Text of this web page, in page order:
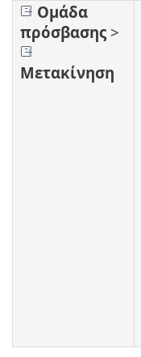
Ομάδα
πρόσβασης >
Μετακίνηση